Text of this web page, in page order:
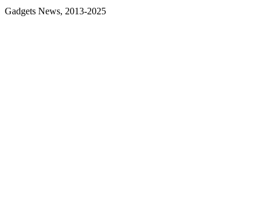
Gadgets News, 2013-2025